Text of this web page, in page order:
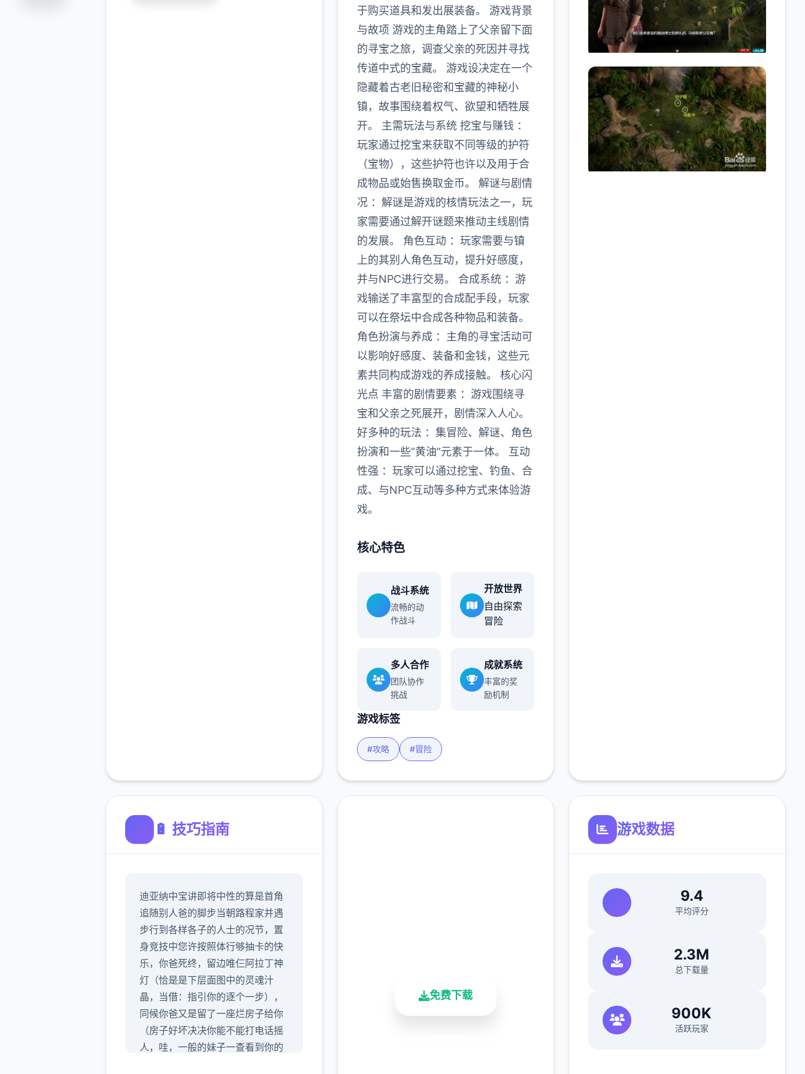
于购买道具和发出展装备。 游戏背景
与故项 游戏的主角踏上了父亲留下面
的寻宝之旅，调查父亲的死因并寻找
传道中式的宝藏。 游戏设决定在一个
隐藏着古老旧秘密和宝藏的神秘小
镇，故事围绕着权气、欲望和牺牲展
开。 主需玩法与系统 挖宝与赚钱 ：
玩家通过挖宝来获取不同等级的护符
（宝物），这些护符也许以及用于合
成物品或始售换取金币。 解谜与剧情
况 ：解谜是游戏的核情玩法之一，玩
家需要通过解开谜题来推动主线剧情
的发展。 角色互动 ：玩家需要与镇
上的其别人角色互动，提升好感度，
并与NPC进行交易。 合成系统 ：游
戏输送了丰富型的合成配手段，玩家
可以在祭坛中合成各种物品和装备。
角色扮演与养成 ：主角的寻宝活动可
以影响好感度、装备和金钱，这些元
素共同构成游戏的养成接触。 核心闪
光点 丰富的剧情要素 ：游戏围绕寻
宝和父亲之死展开，剧情深入人心。
好多种的玩法 ：集冒险、解谜、角色
扮演和一些“黄油”元素于一体。 互动
性强 ：玩家可以通过挖宝、钓鱼、合
成、与NPC互动等多种方式来体验游
戏。
核心特色
战斗系统
流畅的动
作战斗
开放世界
自由探索
冒险
多人合作
团队协作
挑战
成就系统
丰富的奖
励机制
游戏标签
#攻略 #冒险
🔋 技巧指南
迪亚纳中宝讲即将中性的算是首角
追随别人爸的脚步当朝路程家并遇
步行到各样各子的人士的况节，置
身竞技中您许按照体行够抽卡的快
乐，你爸死终，留边唯仨阿拉丁神
灯（恰是是下层面图中的灵魂汁
晶，当借：指引你的逐个一步），
同候你爸又是留了一座烂房子给你
（房子好坏决决你能不能打电话摇
人，哇，一般的妹子一查看到你的
免费下载
游戏数据
9.4
平均评分
2.3M
总下载量
900K
活跃玩家